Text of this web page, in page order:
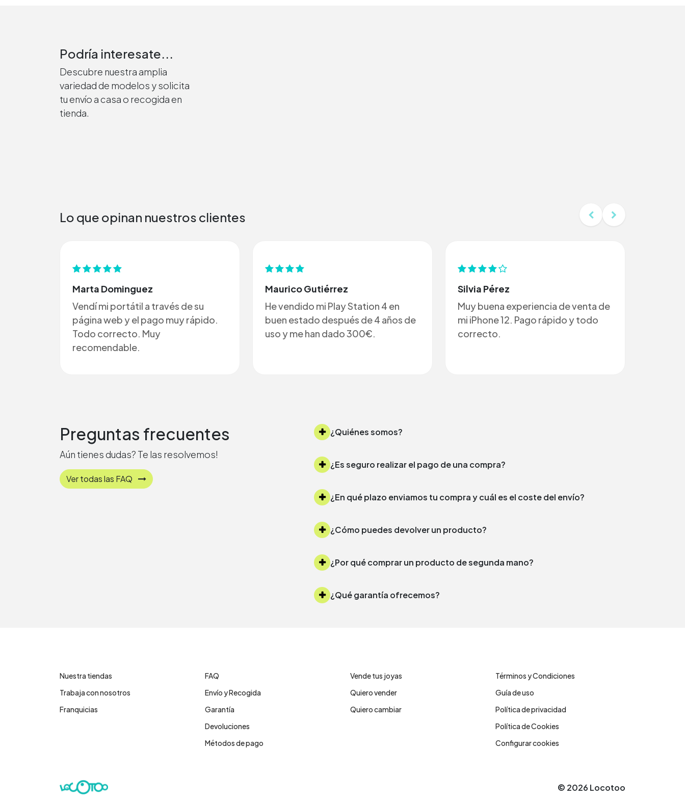
Podría interesate...
Descubre nuestra amplia
variedad de modelos y solicita
tu envío a casa o recogida en
tienda.
Lo que opinan nuestros clientes
Marta Dominguez
Vendí mi portátil a través de su
página web y el pago muy rápido.
Todo correcto. Muy
recomendable.
Maurico Gutiérrez
He vendido mi Play Station 4 en
buen estado después de 4 años de
uso y me han dado 300€.
Silvia Pérez
Muy buena experiencia de venta de
mi iPhone 12. Pago rápido y todo
correcto.
Preguntas frecuentes
Aún tienes dudas? Te las resolvemos!
Ver todas las FAQ
¿Quiénes somos?
¿Es seguro realizar el pago de una compra?
¿En qué plazo enviamos tu compra y cuál es el coste del envío?
¿Cómo puedes devolver un producto?
¿Por qué comprar un producto de segunda mano?
¿Qué garantía ofrecemos?
Nuestra tiendas
Trabaja con nosotros
Franquicias
FAQ
Envío y Recogida
Garantía
Devoluciones
Métodos de pago
Vende tus joyas
Quiero vender
Quiero cambiar
Términos y Condiciones
Guía de uso
Política de privacidad
Política de Cookies
Configurar cookies
© 2026 Locotoo